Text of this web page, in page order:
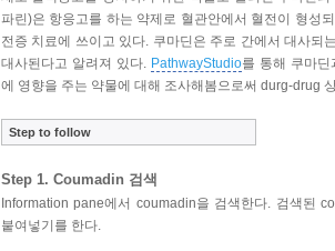
파린)은 항응고를 하는 약제로 혈관안에서 혈전이 형성
전증 치료에 쓰이고 있다. 쿠마딘은 주로 간에서 대사되
대사된다고 알려져 있다. PathwayStudio를 통해 쿠마딘
에 영향을 주는 약물에 대해 조사해봄으로써 durg-drug
Step to follow
Step 1. Coumadin 검색
Information pane에서 coumadin을 검색한다. 검색된
붙여넣기를 한다.